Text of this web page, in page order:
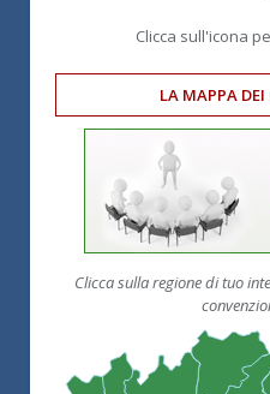
Clicca sull'icona
LA MAPPA DEI
Clicca sulla regione di tuo